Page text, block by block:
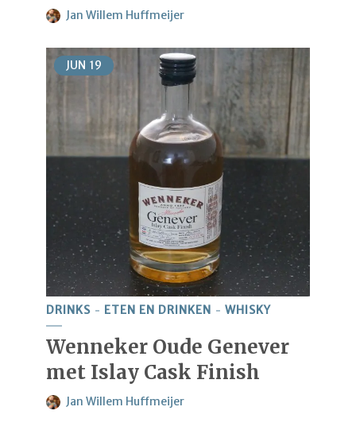
Jan Willem Huffmeijer
JUN 19
DRINKS ETEN EN DRINKEN WHISKY
Wenneker Oude Genever
met Islay Cask Finish
Jan Willem Huffmeijer